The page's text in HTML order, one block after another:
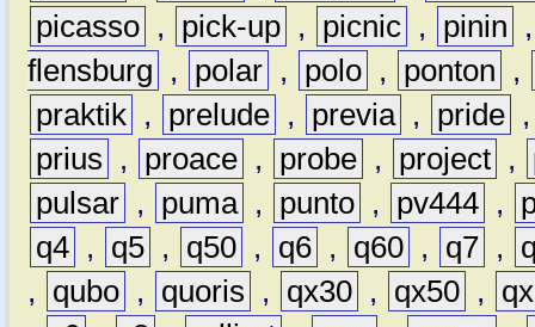
picasso , pick-up , picnic , pinin
flensburg
, polar , polo , ponton
,
praktik , prelude , previa , pride
prius
, proace , probe , project ,
pulsar , puma , punto , pv444 ,
q4 , q5 , q50 , q6 , q60 , q7 ,
,
qubo , quoris , qx30 , qx50 ,